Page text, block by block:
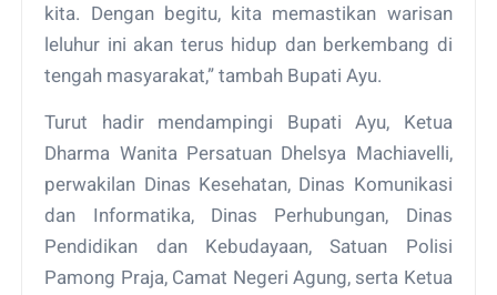
kita. Dengan begitu, kita memastikan warisan
leluhur ini akan terus hidup dan berkembang di
tengah masyarakat,” tambah Bupati Ayu.
Turut hadir mendampingi Bupati Ayu, Ketua
Dharma Wanita Persatuan Dhelsya Machiavelli,
perwakilan Dinas Kesehatan, Dinas Komunikasi
dan Informatika, Dinas Perhubungan, Dinas
Pendidikan dan Kebudayaan, Satuan Polisi
Pamong Praja, Camat Negeri Agung, serta Ketua